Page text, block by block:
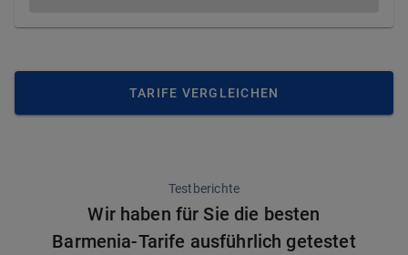
TARIFE VERGLEICHEN
Testberichte
Wir haben für Sie die besten
Barmenia-Tarife ausführlich getestet